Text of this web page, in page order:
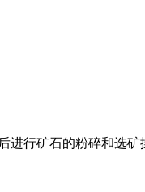
进行矿石的粉碎和选